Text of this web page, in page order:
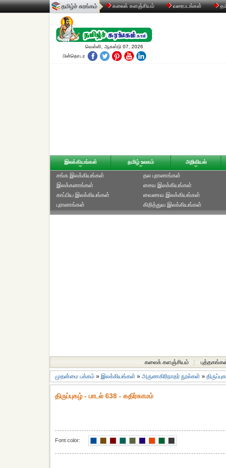
தமிழ்ச் சுரங்கம் கலைக் களஞ்சியம் வரைபடங்கள்
வெள்ளி, ஆகஸ்டு 07, 2026
பின்தொடர
இலக்கியங்கள் தமிழ் உலகம் அறிவியல்
சங்க இலக்கியங்கள்
இலக்கணங்கள்
காப்பிய இலக்கியங்கள்
புராணங்கள்
தல புராணங்கள்
சைவ இலக்கியங்கள்
வைணவ இலக்கியங்கள்
கிறித்துவ இலக்கியங்கள்
கலைக் களஞ்சியம்
முதன்மை பக்கம் » இலக்கியங்கள் » அருணகிரிநாதர் நூல்கள் »
திருப்புகழ் - பாடல் 638 - கதிர்காமம்
Font color: